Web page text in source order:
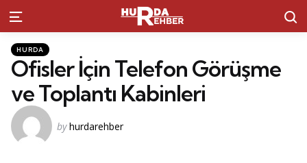
Menu
Kategoriler
Posted
in
HURDA
Ofisler İçin Telefon Görüşme
ve Toplantı Kabinleri
Posted
by hurdarehber